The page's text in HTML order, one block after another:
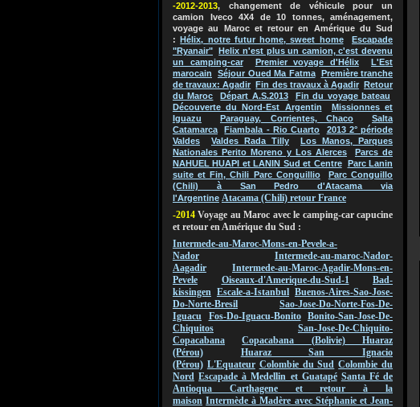
-2012-2013, changement de véhicule pour un
camion Iveco 4X4 de 10 tonnes, aménagement,
voyage au Maroc et retour en Amérique du Sud
:
Hélix, notre futur home, sweet home
Escapade
"Ryanair"
Helix n'est plus un camion, c'est devenu
un camping-car
Premier voyage d'Hélix
L'Est
marocain
Séjour Oued Ma Fatma
Première tranche
de travaux: Agadir
Fin des travaux à Agadir
Retour
du Maroc
Départ A.S.2013
Fin du voyage bateau
Découverte du Nord-Est Argentin
Missionnes et
Iguazu
Paraguay, Corrientes, Chaco
Salta
Catamarca
Fiambala - Rio Cuarto
2013 2° période
Valdes
Valdes Rada Tilly
Los Manos, Parques
Nationales Perito Moreno y Los Alerces
Parcs de
NAHUEL HUAPI et LANIN Sud et Centre
Parc Lanin
suite et Fin, Chili Parc Conguillio
Parc Conguillo
(Chili) à San Pedro d'Atacama via
l'Argentine Atacama (Chili) retour France
-2014 Voyage au Maroc avec le camping-car capucine
et retour en Amérique du Sud :
Intermede-au-Maroc-Mons-en-Pevele-a-
Nador
Intermede-au-maroc-Nador-
Aagadir
Intermede-au-Maroc-Agadir-Mons-en-
Pevele
Oiseaux-d'Amerique-du-Sud-1
Bad-
kissingen Escale-a-Istanbul Buenos-Aires-Sao-Jose-
Do-Norte-Bresil
Sao-Jose-Do-Norte-Fos-De-
Iguacu
Fos-Do-Iguacu-Bonito
Bonito-San-Jose-De-
Chiquitos
San-Jose-De-Chiquito-
Copacabana
Copacabana (Bolivie) Huaraz
(Pérou)
Huaraz San Ignacio
(Pérou) L'Equateur Colombie du Sud Colombie du
Nord Escapade à Medellin et Guatapé Santa Fé de
Antioqua Carthagene et retour à la
maison Intermède à Madère avec Stéphanie et Jean-